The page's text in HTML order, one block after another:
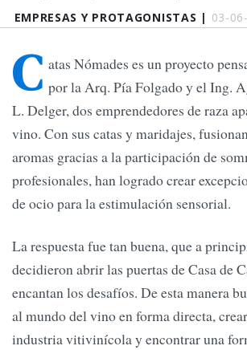
EMPRESAS Y PROTAGONISTAS | 03-
C atas Nómades es un proyecto
por la Arq. Pía Folgado y el Ing.
L. Delger, dos emprendedores de raza
vino. Con sus catas y maridajes,
aromas gracias a la participación de
profesionales, han logrado crear
de ocio para la estimulación sensorial.
La respuesta fue tan buena, que a
decidieron abrir las puertas de Casa de
encantan los desafíos. De esta manera
al mundo del vino en forma directa,
industria vitivinícola y encontrar una